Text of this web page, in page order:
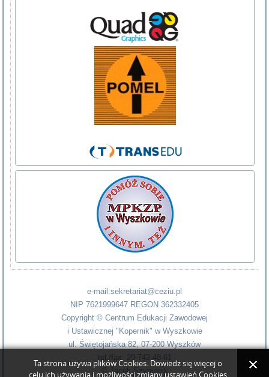
e-mail:sekretariat@ceziu.pl
NIP 7621999647 REGON 362332405
Copyright © Centrum Edukacji Zawodowej
i Ustawicznej "Kopernik" w Wyszkowie
ul. Świętojańska 82, 07-200 Wyszków
tel./fax: 29-742-48-61
©Jacek Szymanik
Ta strona używa plików Cookies. Dowiedz się więcej o
celu ich używania i możliwości zmiany ustawień Cookies